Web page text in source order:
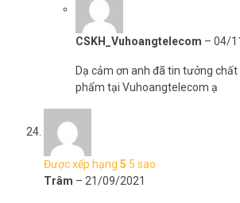
CSKH_Vuhoangtelecom – 04/
Dạ cảm ơn anh đã tin tưởng
phẩm tại Vuhoangtelecom ạ
Được xếp hạng 5 5 sao
Trâm – 21/09/2021